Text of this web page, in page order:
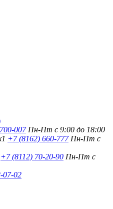
007 Пн-Пт с 9:00 до 18:00
+7 (8162) 660-777 Пн-Пт с
+7 (8112) 70-20-90 Пн-Пт с
07-02